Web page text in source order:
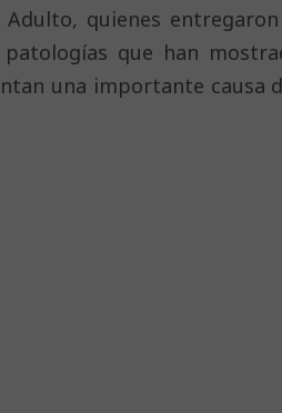
Adulto, quienes
que han
una importante causa